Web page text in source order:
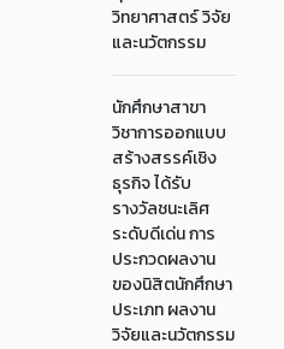
วิทยาศาสตร์ วิจัย
และนวัตกรรม
นักศึกษาสาขา
วิชาการออกแบบ
สร้างสรรค์เชิง
ธุรกิจ ได้รับ
รางวัลชนะเลิศ
ระดับดีเด่น การ
ประกวดผลงาน
ของนิสิตนักศึกษา
ประเภท ผลงาน
วิจัยและนวัตกรรม